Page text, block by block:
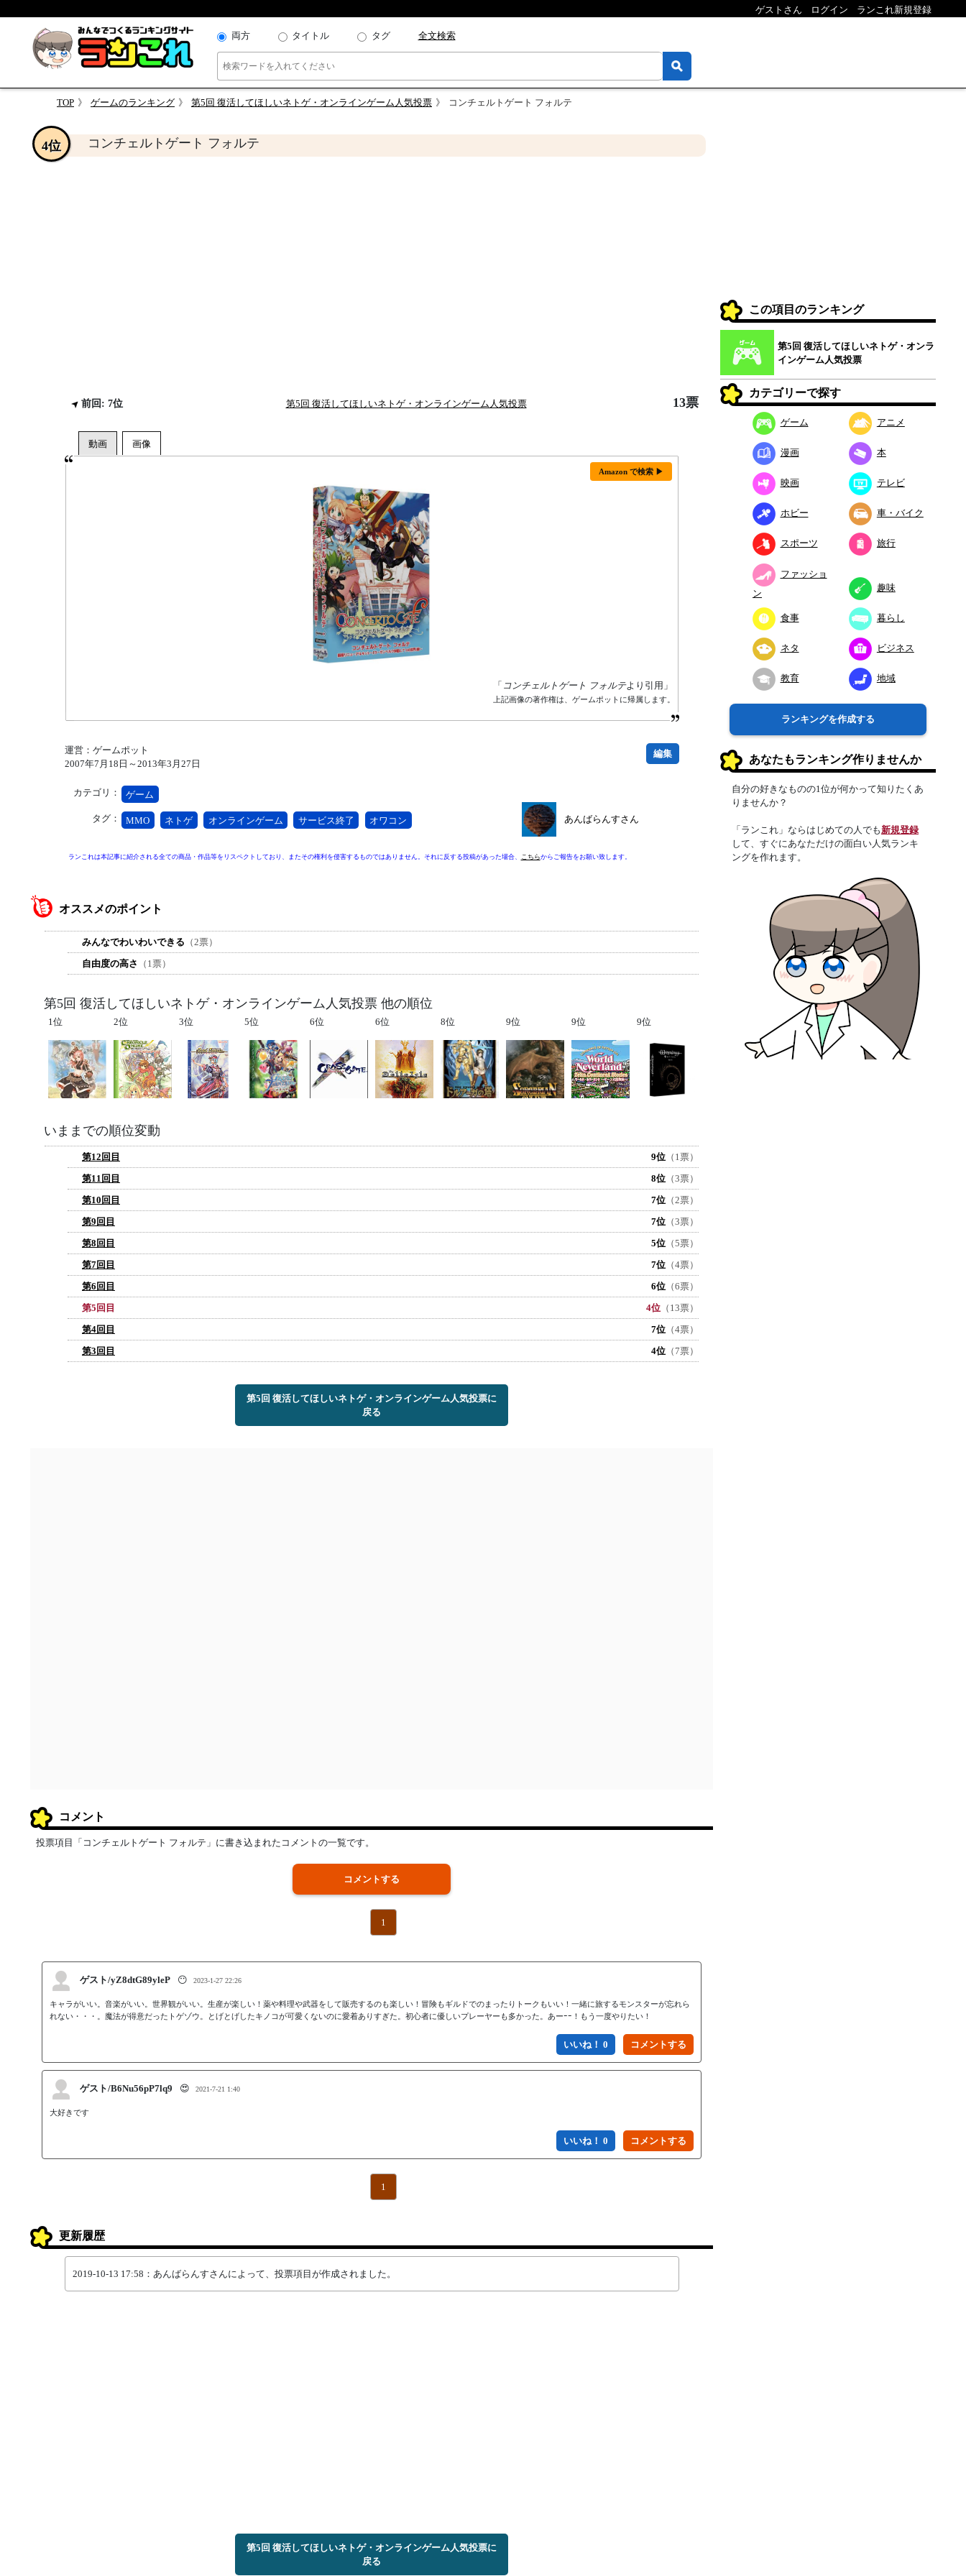
ゲストさん ログイン ランこれ新規登録
両方 タイトル タグ 全文検索
TOP ゲームのランキング 第5回 復活してほしいネトゲ・オンラインゲーム人気投票 コンチェルトゲート フォルテ
コンチェルトゲート フォルテ
4位
前回: 7位 第5回 復活してほしいネトゲ・オンラインゲーム人気投票 13票
Amazon で検索 ▶
「 コンチェルトゲート フォルテより引用」
上記画像の著作権は、ゲームポットに帰属します。
運営：ゲームポット
2007年7月18日～2013年3月27日
カテゴリ： ゲーム
タグ： MMO ネトゲ オンラインゲーム サービス終了 オワコン
編集
あんばらんすさん
ランこれは本記事に紹介される全ての商品・作品等をリスペクトしており、またその権利を侵害するものではありません。それに反する投稿があった場合、 こちらからご報告をお願い致します。
オススメのポイント
みんなでわいわいできる （2票）
自由度の高さ
（1票）
第5回 復活してほしいネトゲ・オンラインゲーム人気投票 他の順位
1位 2位 3位 5位 6位 6位 8位 9位 9位 9位
いままでの順位変動
第12回目 9位 （1票）
第11回目
8位 （3票）
第10回目
7位 （2票）
第9回目
7位 （3票）
第8回目
5位 （5票）
第7回目
7位 （4票）
第6回目
6位 （6票）
第5回目
4位 （13票）
第4回目
7位 （4票）
第3回目
4位 （7票）
第5回 復活してほしいネトゲ・オンラインゲーム人気投票に
戻る
コメント
投票項目「コンチェルトゲート フォルテ」に書き込まれたコメントの一覧です。
コメントする
1
ゲスト/yZ8dtG89yleP 😶 2023-1-27 22:26
キャラがいい。音楽がいい。世界観がいい。生産が楽しい！薬や料理や武器をして販売するのも楽しい！冒険もギルドでのまったりトークもいい！一緒に旅するモンスターが忘れら
れない・・・。魔法が得意だったトゲゾウ。とげとげしたキノコが可愛くないのに愛着ありすぎた。初心者に優しいプレーヤーも多かった。あーｰｰ！もう一度やりたい！
いいね！ 0
ゲスト/B6Nu56pP7lq9 😍 2021-7-21 1:40
大好きです
いいね！ 0
1
更新履歴
2019-10-13 17:58：あんばらんすさんによって、投票項目が作成されました。
第5回 復活してほしいネトゲ・オンラインゲーム人気投票に
戻る
この項目のランキング
第5回 復活してほしいネトゲ・オンラ
インゲーム人気投票
カテゴリーで探す
ゲーム アニメ
漫画 本
映画 テレビ
ホビー 車・バイク
スポーツ 旅行
ファッショ
ン
趣味
食事 暮らし
ネタ ビジネス
教育 地域
ランキングを作成する
あなたもランキング作りませんか
自分の好きなものの1位が何かって知りたくあ
りませんか？
「ランこれ」ならはじめての人でも新規登録
して、すぐにあなただけの面白い人気ランキ
ングを作れます。